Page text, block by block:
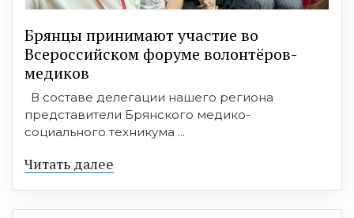
Брянцы принимают участие во
Всероссийском форуме волонтёров-
медиков
В составе делегации нашего региона
представители Брянского медико-
социального техникума ...
Читать далее